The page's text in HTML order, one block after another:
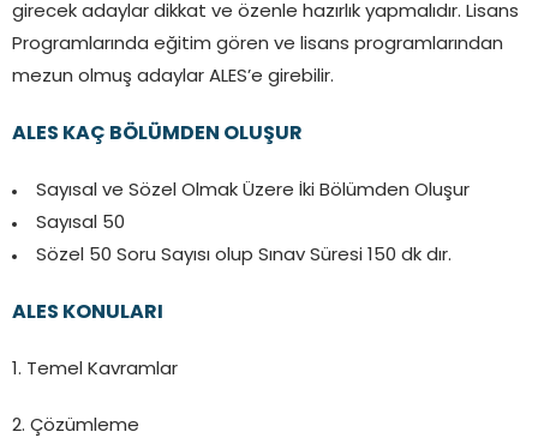
girecek adaylar dikkat ve özenle hazırlık yapmalıdır. Lisans
Programlarında eğitim gören ve lisans programlarından
mezun olmuş adaylar ALES’e girebilir.
ALES KAÇ BÖLÜMDEN OLUŞUR
Sayısal ve Sözel Olmak Üzere İki Bölümden Oluşur
Sayısal 50
Sözel 50 Soru Sayısı olup Sınav Süresi 150 dk dır.
ALES KONULARI
1. Temel Kavramlar
2. Çözümleme